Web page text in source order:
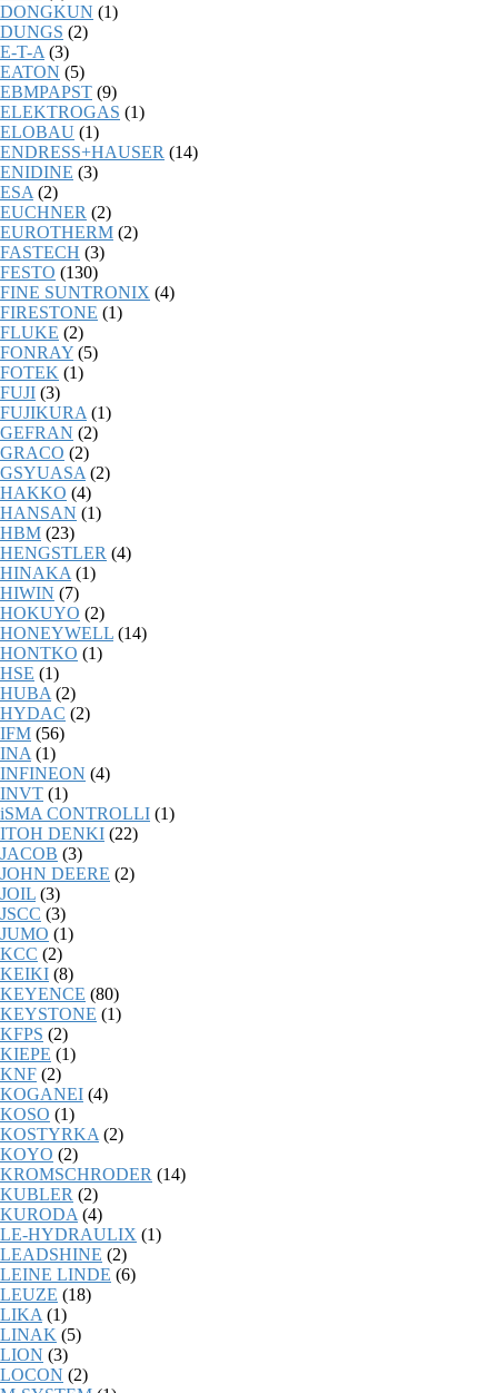
DONGKUN (1)
DUNGS (2)
E-T-A (3)
EATON (5)
EBMPAPST (9)
ELEKTROGAS (1)
ELOBAU (1)
ENDRESS+HAUSER (14)
ENIDINE (3)
ESA (2)
EUCHNER (2)
EUROTHERM (2)
FASTECH (3)
FESTO (130)
FINE SUNTRONIX (4)
FIRESTONE (1)
FLUKE (2)
FONRAY (5)
FOTEK (1)
FUJI (3)
FUJIKURA (1)
GEFRAN (2)
GRACO (2)
GSYUASA (2)
HAKKO (4)
HANSAN (1)
HBM (23)
HENGSTLER (4)
HINAKA (1)
HIWIN (7)
HOKUYO (2)
HONEYWELL (14)
HONTKO (1)
HSE (1)
HUBA (2)
HYDAC (2)
IFM (56)
INA (1)
INFINEON (4)
INVT (1)
iSMA CONTROLLI (1)
ITOH DENKI (22)
JACOB (3)
JOHN DEERE (2)
JOIL (3)
JSCC (3)
JUMO (1)
KCC (2)
KEIKI (8)
KEYENCE (80)
KEYSTONE (1)
KFPS (2)
KIEPE (1)
KNF (2)
KOGANEI (4)
KOSO (1)
KOSTYRKA (2)
KOYO (2)
KROMSCHRODER (14)
KUBLER (2)
KURODA (4)
LE-HYDRAULIX (1)
LEADSHINE (2)
LEINE LINDE (6)
LEUZE (18)
LIKA (1)
LINAK (5)
LION (3)
LOCON (2)